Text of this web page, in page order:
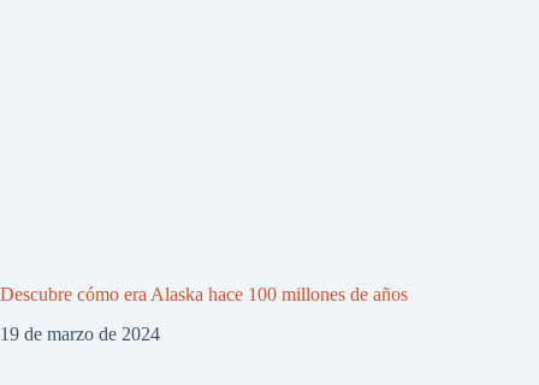
Descubre cómo era Alaska hace 100 millones de años
19 de marzo de 2024